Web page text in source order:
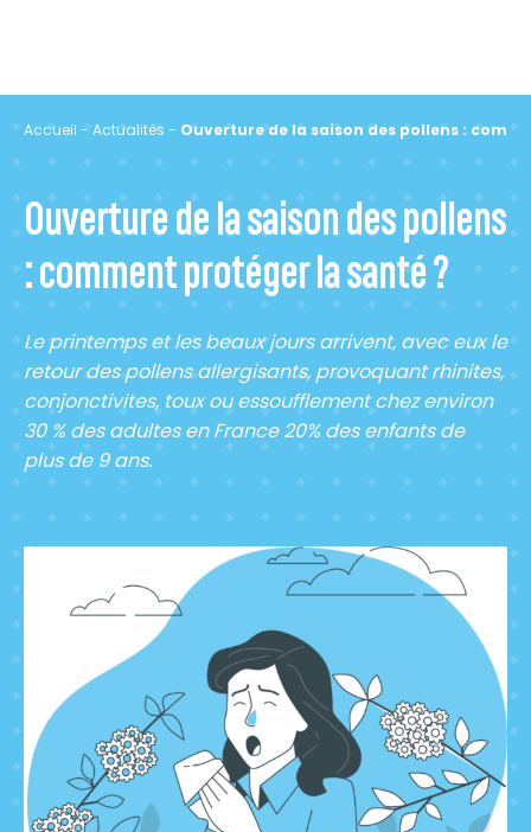
Accueil -Actualités - Ouverture de la saison des pollens :
Ouverture de la saison des pollens
: comment protéger la santé ?
Le printemps et les beaux jours arrivent, avec eux le
retour des pollens allergisants, provoquant rhinites,
conjonctivites, toux ou essoufflement chez environ
30 % des adultes en France 20% des enfants de
plus de 9 ans.